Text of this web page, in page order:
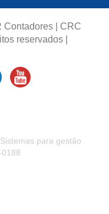
Contadores | CRC
reservados |
para gestão